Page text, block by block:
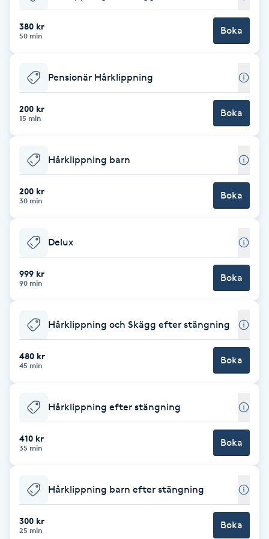
Babylights
Balayage
Barber
Barnklippning
BIAB
Blowout
Bottenfärg
Brynfärgning
Brynplockning
Celluliter
Color correction
380 kr
50 min Boka
Pensionär Hårklippning
200 kr
15 min Boka
Hårklippning barn
200 kr
30 min Boka
Delux
999 kr
90 min Boka
Hårklippning och Skägg efter stängning
480 kr
45 min Boka
Hårklippning efter stängning
410 kr
35 min Boka
Hårklippning barn efter stängning
300 kr
25 min Boka